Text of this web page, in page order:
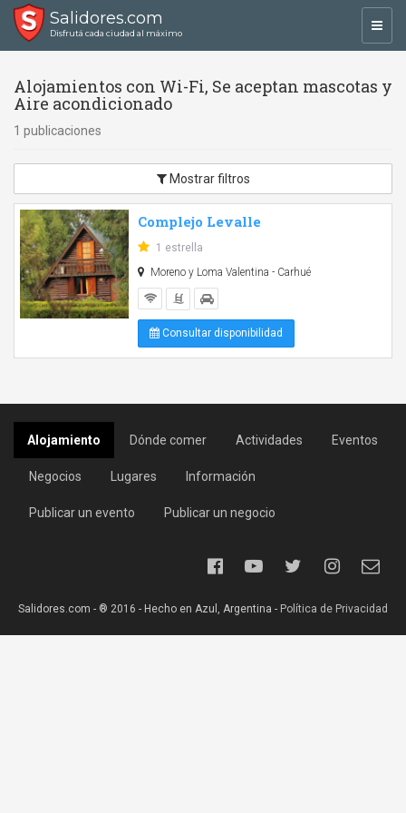
Salidores.com
Disfrutá cada ciudad al máximo
Alojamientos con Wi-Fi, Se aceptan mascotas y
Aire acondicionado
1 publicaciones
Mostrar filtros
Complejo Levalle
1 estrella
Moreno y Loma Valentina - Carhué
Consultar disponibilidad
Alojamiento Dónde comer Actividades Eventos
Negocios Lugares Información
Publicar un evento Publicar un negocio
Salidores.com - ® 2016 - Hecho en Azul, Argentina - Política de Privacidad